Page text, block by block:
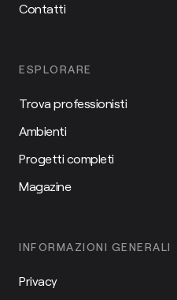
Contatti
ESPLORARE
Trova professionisti
Ambienti
Progetti completi
Magazine
INFORMAZIONI GENERALI
Privacy